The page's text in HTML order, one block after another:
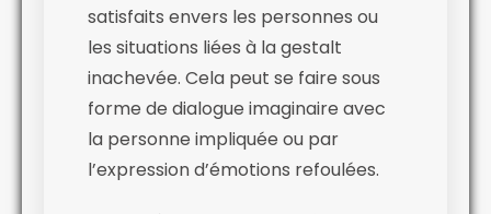
satisfaits envers les personnes ou
les situations liées à la gestalt
inachevée. Cela peut se faire sous
forme de dialogue imaginaire avec
la personne impliquée ou par
l’expression d’émotions refoulées.